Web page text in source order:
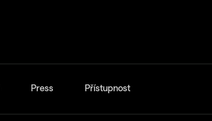
Press Přístupnost